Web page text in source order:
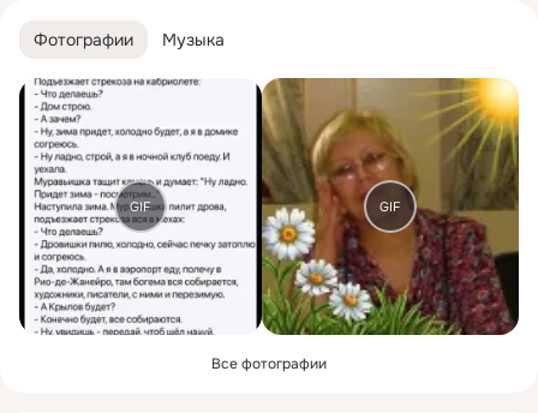
Фотографии Музыка
GIF GIF
Все фотографии